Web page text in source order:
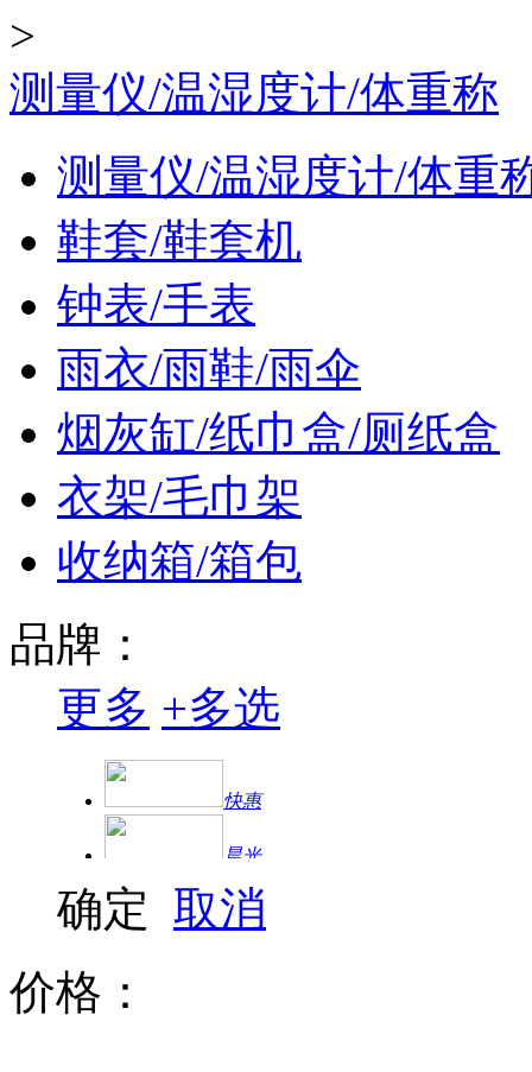
>
测量仪/温湿度计/体重称
测量仪/温湿度计/体重
鞋套/鞋套机
钟表/手表
雨衣/雨鞋/雨伞
烟灰缸/纸巾盒/厕纸盒
衣架/毛巾架
收纳箱/箱包
品牌：
更多 +多选
快惠
晨光
得力
千聚
确定 取消
价格：